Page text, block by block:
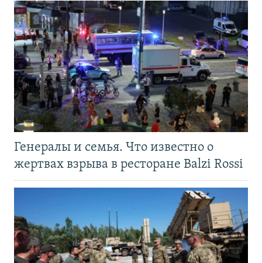
Генералы и семья. Что известно о
жертвах взрыва в ресторане Balzi Rossi